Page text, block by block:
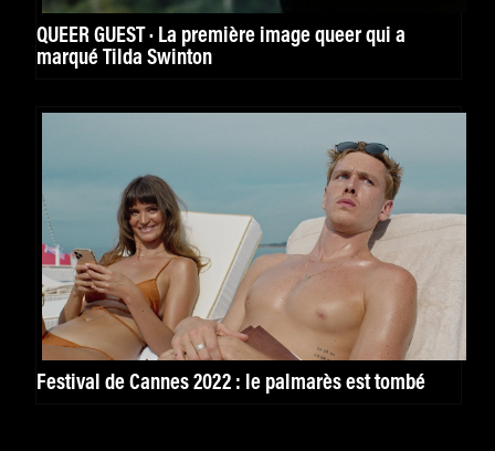
QUEER GUEST · La première image queer qui a
marqué Tilda Swinton
Festival de Cannes 2022 : le palmarès est tombé